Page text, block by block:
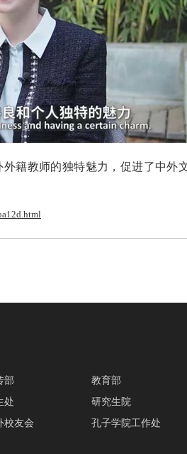
籍教师的独特魅力，促进了中外
部
教育部
处
研究生院
校友会
孔子学院工作处